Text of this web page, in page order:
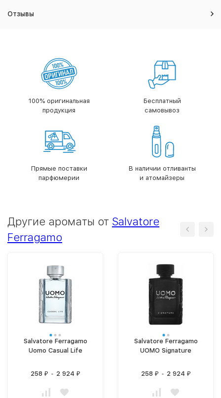
Отзывы
100% оригинальная
продукция
Бесплатный
самовывоз
Прямые поставки
парфюмерии
В наличии отливанты
и атомайзеры
Другие ароматы от Salvatore
Ferragamo
Salvatore Ferragamo
Uomo Casual Life
258 ₽ - 2 924 ₽
Salvatore Ferragamo
UOMO Signature
258 ₽ - 2 924 ₽